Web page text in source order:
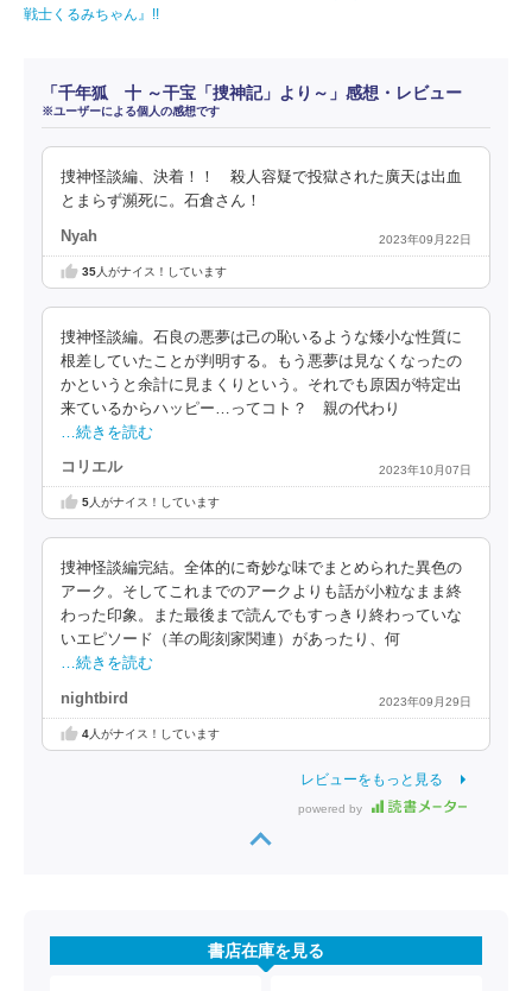
戦士くるみちゃん』!!
「千年狐 十 ～干宝「捜神記」より～」感想・レビュー
※ユーザーによる個人の感想です
捜神怪談編、決着！！ 殺人容疑で投獄された廣天は出血
とまらず瀕死に。石倉さん！
Nyah 2023年09月22日
35人がナイス！しています
捜神怪談編。石良の悪夢は己の恥いるような矮小な性質に
根差していたことが判明する。もう悪夢は見なくなったの
かというと余計に見まくりという。それでも原因が特定出
来ているからハッピー…ってコト？ 親の代わり
…続きを読む
コリエル 2023年10月07日
5人がナイス！しています
捜神怪談編完結。全体的に奇妙な味でまとめられた異色の
アーク。そしてこれまでのアークよりも話が小粒なまま終
わった印象。また最後まで読んでもすっきり終わっていな
いエピソード（羊の彫刻家関連）があったり、何
…続きを読む
nightbird 2023年09月29日
4人がナイス！しています
レビューをもっと見る
powered by
書店在庫を見る